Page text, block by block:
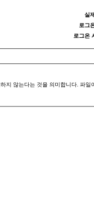
실
로그
로그온
지 않는다는 것을 의미합니다. 파